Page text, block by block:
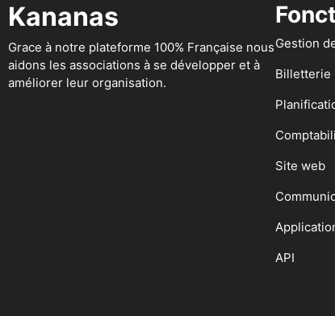
Kananas
Grace à notre plateforme 100% Française nous
aidons les associations à se développer et à
améliorer leur organisation.
Gestion
Billetterie
Site web
API